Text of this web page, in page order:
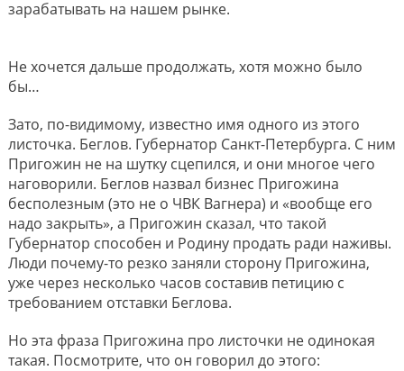
зарабатывать на нашем рынке.
Не хочется дальше продолжать, хотя можно было
бы…
Зато, по-видимому, известно имя одного из этого
листочка. Беглов. Губернатор Санкт-Петербурга. С ним
Пригожин не на шутку сцепился, и они многое чего
наговорили. Беглов назвал бизнес Пригожина
бесполезным (это не о ЧВК Вагнера) и «вообще его
надо закрыть», а Пригожин сказал, что такой
Губернатор способен и Родину продать ради наживы.
Люди почему-то резко заняли сторону Пригожина,
уже через несколько часов составив петицию с
требованием отставки Беглова.
Но эта фраза Пригожина про листочки не одинокая
такая. Посмотрите, что он говорил до этого: